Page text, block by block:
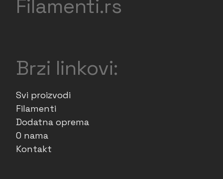
Filamenti.rs
Brzi linkovi:
Svi proizvodi
Filamenti
Dodatna oprema
O nama
Kontakt